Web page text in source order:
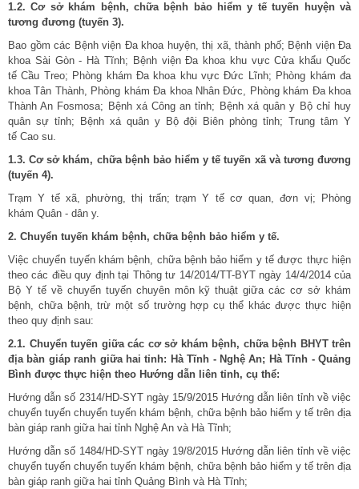
1.2. Cơsở khám bệnh, chữa bệnh bảo hiểm y tế tuyến huyện và
tương đương (tuyến 3).
Bao gồm các Bệnh viện Đa khoa huyện, thị xã, thành phố; Bệnh viện Đa
khoa Sài Gòn - Hà Tĩnh; Bệnh viện Đa khoa khu vực Cửa khẩu Quốc
tế Cầu Treo; Phòng khám Đa khoa khu vực Đức Lĩnh; Phòng khám đa
khoa Tân Thành, Phòng khám Đa khoa Nhân Đức, Phòng khám Đa khoa
Thành An Fosmosa; Bệnh xá Công an tỉnh; Bệnh xá quân y Bộ chỉ huy
quân sự tỉnh; Bệnh xá quân y Bộ đội Biên phòng tỉnh; Trung tâm Y
tế Cao su.
1.3. Cơsở khám, chữa bệnh bảo hiểmy tế tuyến xã và tương đương
(tuyến 4).
Trạm Y tế xã, phường, thị trấn; trạm Y tế cơ quan, đơn vị; Phòng
khám Quân - dân y.
2. Chuyển tuyến khám bệnh, chữa bệnh bảo hiểm y tế.
Việc chuyển tuyến khám bệnh, chữa bệnh bảo hiểm y tế được thực hiện
theo các điều quy định tại Thông tư 14/2014/TT-BYTngày 14/4/2014 của
Bộ Y tế về chuyển tuyến chuyên môn kỹ thuật giữa các cơ sở khám
bệnh, chữa bệnh, trừ một số trường hợp cụ thể khác được thực hiện
theo quy định sau:
2.1. Chuyển tuyến giữa các cơsở khám bệnh, chữa bệnh BHYT trên
địa bàn giáp ranh giữa hai tỉnh: Hà Tĩnh - Nghệ An; Hà Tĩnh - Quảng
Bình được thực hiện theo Hướng dẫn liên tỉnh, cụ thể:
Hướng dẫn số 2314/HD-SYT ngày 15/9/2015 Hướng dẫn liên tỉnh về việc
chuyển tuyến chuyển tuyến khám bệnh, chữa bệnh bảo hiểm y tế trên địa
bàn giáp ranh giữa hai tỉnh Nghệ An và Hà Tĩnh;
Hướng dẫn số 1484/HD-SYT ngày 19/8/2015 Hướng dẫn liên tỉnh về việc
chuyển tuyến chuyển tuyến khám bệnh, chữa bệnh bảo hiểm y tế trên địa
bàn giáp ranh giữa hai tỉnh Quảng Bình và Hà Tĩnh;